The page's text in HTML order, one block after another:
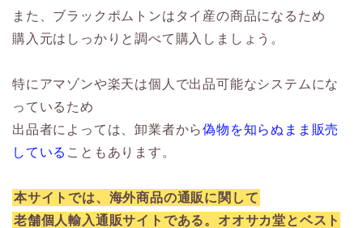
また、ブラックポムトンはタイ産の商品になるため
購入元はしっかりと調べて購入しましょう。
特にアマゾンや楽天は個人で出品可能なシステムにな
っているため
出品者によっては、卸業者から偽物を知らぬまま販売
している こともあります。
本サイトでは、海外商品の通販に関して
老舗個人輸入通販サイトである。オオサカ堂とベスト